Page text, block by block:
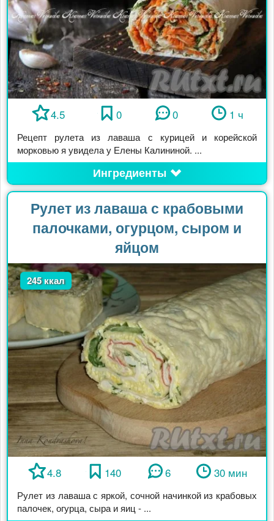
4.5 0 0 1 ч
Рецепт рулета из лаваша с курицей и корейской
морковью я увидела у Елены Калининой. ...
Ингредиенты
Рулет из лаваша с крабовыми
палочками, огурцом, сыром и
яйцом
245 ккал
4.8 140 6 30 мин
Рулет из лаваша с яркой, сочной начинкой из крабовых
палочек, огурца, сыра и яиц - ...